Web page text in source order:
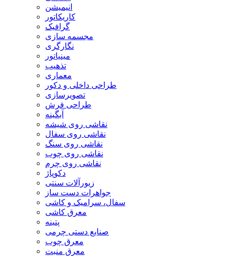
انیمیشن
کاریکاتور
گرافیک
مجسمه سازی
نگارگری
مینیاتور
تذهیب
معماری
طراحی داخلی و دکور
تصویرسازی
طراحی فرش
آبگینه
نقاشی روی شیشه
نقاشی روی سفال
نقاشی روی سنگ
نقاشی روی چوب
نقاشی روی چرم
دکوپاژ
زیورآلات سنتی
جواهرات دست ساز
سفال، سرامیک و کاشی
معرق کاشی
پتینه
صنایع دستی چرمی
معرق چوب
معرق منبت